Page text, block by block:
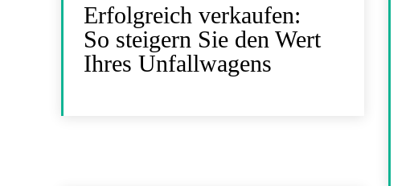
Erfolgreich verkaufen:
So steigern Sie den Wert
Ihres Unfallwagens